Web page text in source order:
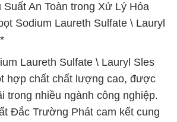
Suất An Toàn trong Xử Lý Hóa
Sodium Laureth Sulfate \ Lauryl
Laureth Sulfate \ Lauryl Sles
hợp chất chất lượng cao, được
trong nhiều ngành công nghiệp.
Đắc Trường Phát cam kết cung